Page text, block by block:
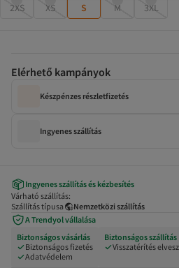
2XS XS S M 3XL
Elérhető kampányok
Készpénzes részletfizetés
Ingyenes szállítás
Ingyenes szállítás és kézbesítés
Várható szállítás:
Szállítás típusa
Nemzetközi szállítás
A Trendyol vállalása
Biztonságos vásárlás
Biztonságos fizetés
Adatvédelem
Biztonságos szállítás
Visszatérítés